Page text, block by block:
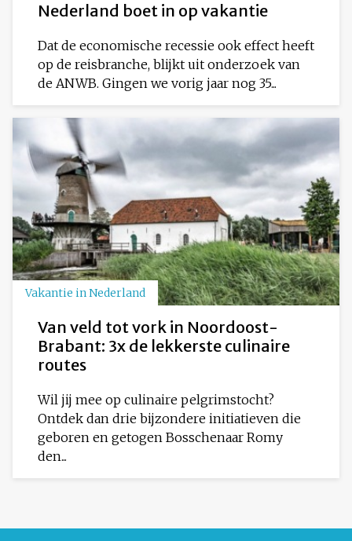
Nederland boet in op vakantie
Dat de economische recessie ook effect heeft
op de reisbranche, blijkt uit onderzoek van
de ANWB. Gingen we vorig jaar nog 35...
Vakantie in Nederland
Van veld tot vork in Noordoost-
Brabant: 3x de lekkerste culinaire
routes
Wil jij mee op culinaire pelgrimstocht?
Ontdek dan drie bijzondere initiatieven die
geboren en getogen Bosschenaar Romy
den...